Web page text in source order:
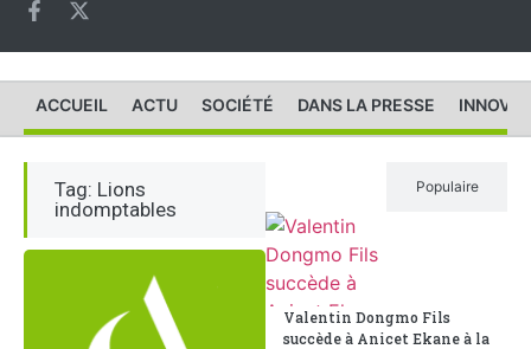
ACCUEIL ACTU SOCIÉTÉ DANS LA PRESSE
Tag: Lions
indomptables
Populaire
Valentin Dongmo Fils
succède à Anicet Ekane à la